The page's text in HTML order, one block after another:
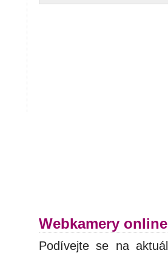
Webkamery
Podívejte se na